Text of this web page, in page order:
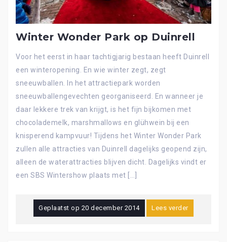
Winter Wonder Park op Duinrell
Voor het eerst in haar tachtigjarig bestaan heeft Duinrell
een winteropening. En wie winter zegt, zegt
sneeuwballen. In het attractiepark worden
sneeuwballengevechten georganiseerd. En wanneer je
daar lekkere trek van krijgt, is het fijn bijkomen met
chocolademelk, marshmallows en glühwein bij een
knisperend kampvuur! Tijdens het Winter Wonder Park
zullen alle attracties van Duinrell dagelijks geopend zijn,
alleen de waterattracties blijven dicht. Dagelijks vindt er
een SBS Wintershow plaats met […]
Geplaatst op 20 december 2014 Lees verder